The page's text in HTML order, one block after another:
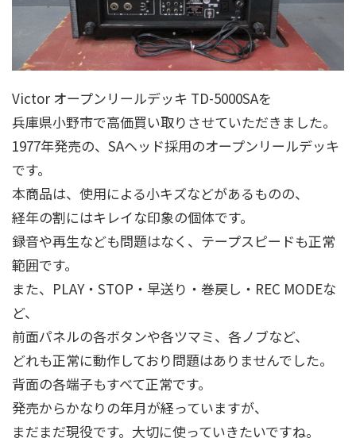
Victor オープンリールデッキ TD-5000SAを
兵庫県小野市で高価買い取りさせていただきました。
1977年発売の、SAヘッド採用のオープンリールデッキ
です。
本商品は、使用による小キズなどがあるものの、
経年の割にはキレイな印象の個体です。
録音や再生なども問題はなく、テープスピードも正常
範囲です。
また、PLAY・STOP・早送り・巻戻し・REC MODEな
ど、
前面パネルの各ボタンや各ツマミ、各ノブなど、
どれも正常に動作しており問題はありませんでした。
背面の各端子もすべて正常です。
発売からかなりの年月が経っていますが、
まだまだ現役です。大切に使っていきたいですね。